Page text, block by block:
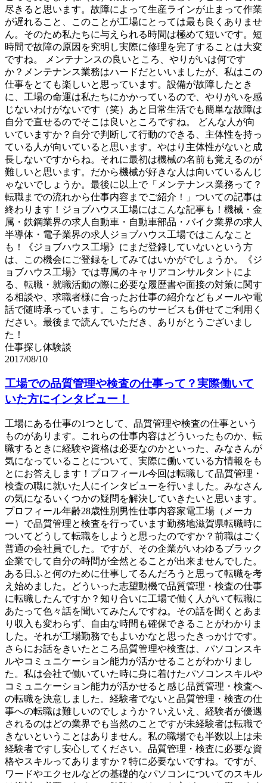
尽きると思います。故障によって生産ラインが止まって作業
が遅れること、このことが工場にとっては最も良くありませ
ん。そのため私たちに与えられる時間は極めて短いです。短
時間で故障の原因を究明し実際に修理を完了することは大変
ですね。 メンテナンスの良いところ、やりがいは何です
か？メンテナンス業務はハードだといいましたが、私はこの
仕事をとても楽しいと思っています。設備が故障したとき
に、工場の命運は私たちにかかっているので、やりがいを感
じないわけがないです（笑）あと日常生活でも簡単な故障は
自分で直せるのでそこは良いところですね。 どんな人が向
いていますか？自分で判断して行動のできる、主体性を持っ
ている人が向いていると思います。やはり主体性がないと成
長しないですからね。それに最初は機械の名前も覚えるのが
難しいと思います。だから機械が好きな人は向いているんじ
ゃないでしょうか。最後に以上で「メンテナンス業務って？
転職までの流れから仕事内容までご紹介！」ついての記事は
終わります！ジョブハウス工場にはこんな記事も！機械・金
属・鉄鋼業界の求人自動車・自動車部品・バイク業界の求人
半導体・電子業界の求人ジョブハウス工場ではこんなこと
も！《ジョブハウス工場》にまだ登録していないという方
は、この機会にご登録をしてみてはいかがでしょうか。《ジ
ョブハウス工場》では専属のキャリアコンサルタントによ
る、転職・就職活動の際に必要な履歴書や面接の対策に関す
る相談や、求職者様に合ったお仕事の紹介などもメールや電
話で随時承っています。こちらのサービスも併せてご利用く
ださい。最後まで読んでいただき、ありがとうございまし
た！
仕事探し体験談
2017/08/10
工場での品質管理や検査の仕事って？実際働いて
いた方にインタビュー！
工場にある仕事の1つとして、品質管理や検査の仕事という
ものがあります。これらの仕事内容はどういったものか、転
職するときに経験や資格は必要なのかといった、みなさんが
気になっていることについて、実際に働いている方情報をも
とにお答えします！プロフィール今回は転職して品質管理・
検査の職に就いた人にインタビューを行いました。みなさん
の気になるいくつかの疑問を解決していきたいと思います。
プロフィール年齢28歳性別男性仕事内容家電工場（メーカ
ー）で品質管理と検査を行っています勤務地滋賀県転職時に
ついてどうして転職をしようと思ったのですか？前職はごく
普通の会社員でした。ですが、その企業がいわゆるブラック
企業でして自分の時間が全然とることが出来ませんでした。
ある日ふと何のために仕事してるんだろうと思って転職を考
え始めました。どういった志望動機で品質管理・検査の仕事
に転職したんですか？知り合いに工場で働く人がいて転職に
あたって色々話を聞いてみたんですね。その話を聞くとあま
り収入も変わらず、自由な時間も確保できることがわかりま
した。それが工場勤務でもよいかなと思ったきっかけです。
さらにお話をきいたところ品質管理や検査は、パソコンスキ
ルやコミュニケーション能力が活かせることがわかりまし
た。私は会社で働いていた時に身に着けたパソコンスキルや
コミュニケーション能力が活かせると感じ品質管理・検査へ
の転職を決意しました。経験者でないと品質管理・検査の仕
事への転職は難しいのでしょうか？いえいえ、経験者が優遇
されるのはどの業界でも当然のことですが未経験者は転職で
きないということはありません。私の職場でも半数以上は未
経験者ですし安心してください。品質管理・検査に必要な資
格やスキルってありますか？特に必要ないですね。ですが、
ワードやエクセルなどの基礎的なパソコンについてのスキル